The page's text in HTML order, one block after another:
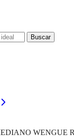
Buscar
WENGUE